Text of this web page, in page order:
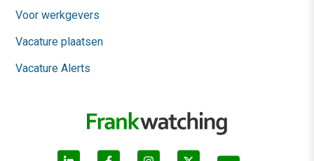
Voor werkgevers
Vacature plaatsen
Vacature Alerts